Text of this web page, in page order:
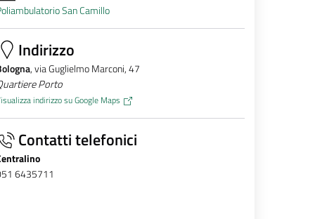
San Camillo
Indirizzo
, via Guglielmo Marconi, 47
Porto
indirizzo su Google Maps
Contatti telefonici
6435711